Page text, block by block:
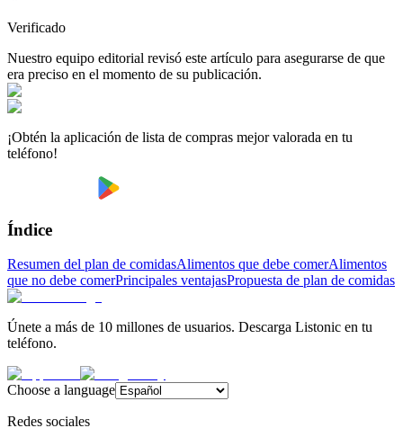
Verificado
Nuestro equipo editorial revisó este artículo para asegurarse de que
era preciso en el momento de su publicación.
¡Obtén la aplicación de lista de compras mejor valorada en tu
teléfono!
Índice
Resumen del plan de comidasAlimentos que debe comerAlimentos
que no debe comerPrincipales ventajasPropuesta de plan de comidas
Únete a más de 10 millones de usuarios. Descarga Listonic en tu
teléfono.
Choose a language
Redes sociales